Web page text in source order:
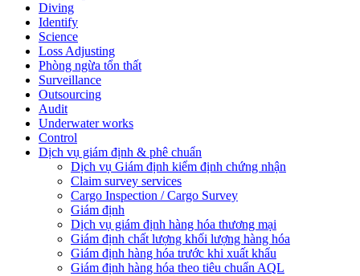
Diving
Identify
Science
Loss Adjusting
Phòng ngừa tổn thất
Surveillance
Outsourcing
Audit
Underwater works
Control
Dịch vụ giám định & phê chuẩn
Dịch vụ Giám định kiểm định chứng nhận
Claim survey services
Cargo Inspection / Cargo Survey
Giám định
Dịch vụ giám định hàng hóa thương mại
Giám định chất lượng khối lượng hàng hóa
Giám định hàng hóa trước khi xuất khẩu
Giám định hàng hóa theo tiêu chuẩn AQL